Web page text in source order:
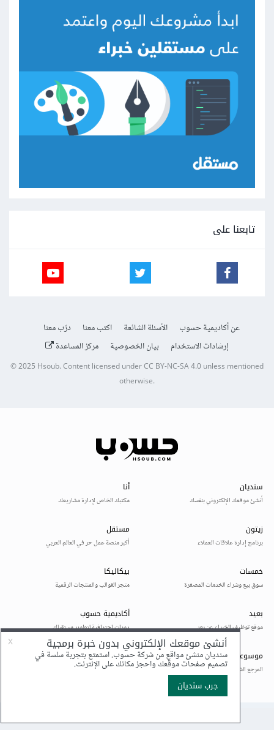
تابعنا على
عن أكاديمية حسوب الأسئلة الشائعة اكتب معنا
درّب معنا
إرشادات الاستخدام
بيان الخصوصية مركز المساعدة
© 2025Hsoub.Content licensed underCC BY-NC-SA 4.0unless mentioned
otherwise.